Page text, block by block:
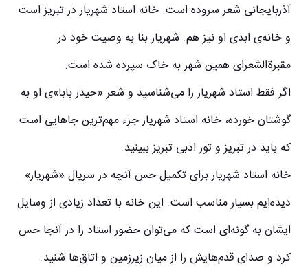
آذربایجانی شعر سروده‌ است. خانه استاد شهریار در تبریز است
و خانه‌ی ابدی او نیز هم. شهریار بنا به وصیت خود در
مقبرةالشعرای همین شهر به خاک سپرده شده است.
اگر فقط استاد شهریار را می‌شناسید و شعر «حیدر بابا»ی او به
گوشتان خورده، خانه استاد شهریار جزء مهم‌ترین جاهایی است
که باید در تبریز و تور ادبی تبریز ببینید.
خانه استاد شهریار برای تکمیل حس آنچه در سریال «شهریار»
دیده‌ایم بسیار مناسب است. این خانه با تعداد زیادی از وسایل
ایشان به گونه‌ای است که می‌توان حضور استاد را در آنجا حس
کرد و صدای قدم‌هایش را از میان زیرزمین و اتاق‌ها شنید.